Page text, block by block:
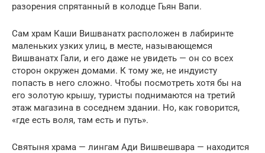
разорения спрятанный в колодце Гьян Вапи.
Сам храм Каши Вишванатх расположен в лабиринте
маленьких узких улиц, в месте, называющемся
Вишванатх Гали, и его даже не увидеть — он со всех
сторон окружен домами. К тому же, не индуисту
попасть в него сложно. Чтобы посмотреть хотя бы на
его золотую крышу, туристы поднимаются на третий
этаж магазина в соседнем здании. Но, как говорится,
«где есть воля, там есть и путь».
Святыня храма — лингам Ади Вишвешвара — находится